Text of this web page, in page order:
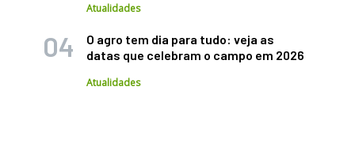
Atualidades
O agro tem dia para tudo: veja as
datas que celebram o campo em 2026
Atualidades